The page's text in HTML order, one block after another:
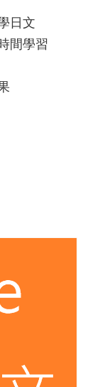
日文
間學習